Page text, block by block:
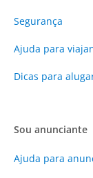
Segurança
Ajuda para
Dicas para
Sou anunciante
Ajuda para